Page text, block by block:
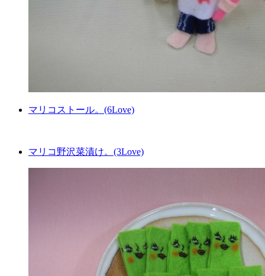
マリコストール。(6Love)
マリコ野沢菜漬け。(3Love)